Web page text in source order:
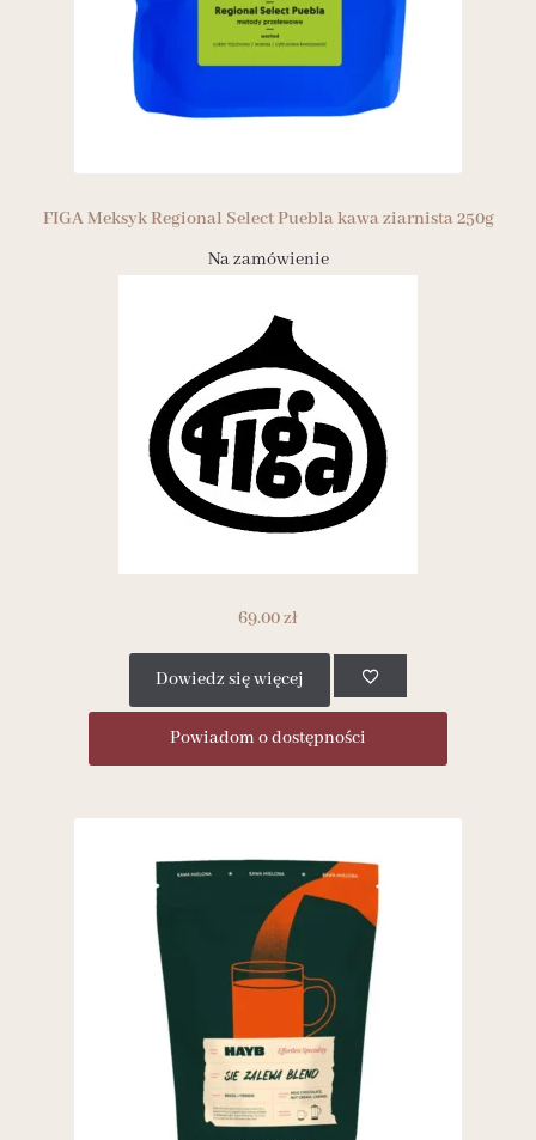
FIGA Meksyk Regional Select Puebla kawa ziarnista 250g
Na zamówienie
69.00zł
Dowiedz się więcej
Powiadom o dostępności